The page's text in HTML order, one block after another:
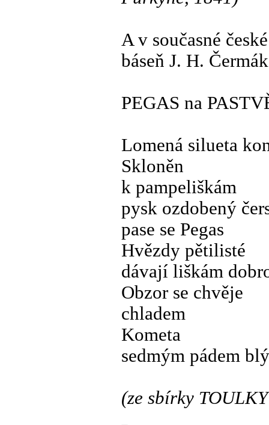
A v současné
báseň J. H.
PEGAS na
Lomená silueta
Skloněn
k pampeliškám
pysk ozdobený
pase se Pegas
Hvězdy pětilisté
dávají liškám
Obzor se chvěje
chladem
Kometa
sedmým pádem
(ze sbírky